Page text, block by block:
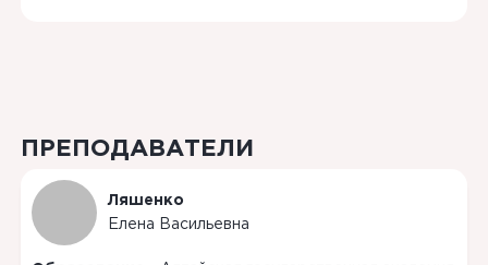
ПРЕПОДАВАТЕЛИ
Ляшенко
Елена
Васильевна